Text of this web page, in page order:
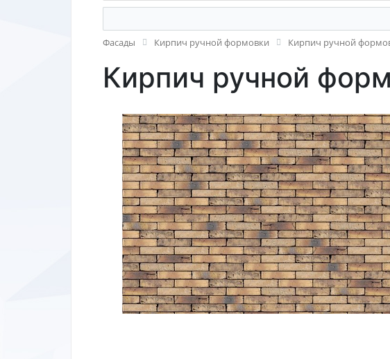
Фасады Кирпич ручной формовки Кирпич ручной
Кирпич ручной